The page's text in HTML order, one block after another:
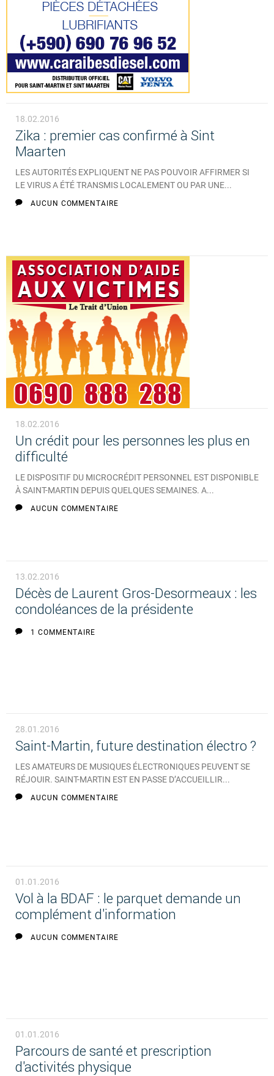
18.02.2016
Zika : premier cas confirmé à Sint
Maarten
LES AUTORITÉS EXPLIQUENT NE PAS POUVOIR AFFIRMER SI
LE VIRUS A ÉTÉ TRANSMIS LOCALEMENT OU PAR UNE...
AUCUN COMMENTAIRE
18.02.2016
Un crédit pour les personnes les plus en
difficulté
LE DISPOSITIF DU MICROCRÉDIT PERSONNEL EST DISPONIBLE
À SAINT-MARTIN DEPUIS QUELQUES SEMAINES. A...
AUCUN COMMENTAIRE
13.02.2016
Décès de Laurent Gros-Desormeaux : les
condoléances de la présidente
1 COMMENTAIRE
28.01.2016
Saint-Martin, future destination électro ?
LES AMATEURS DE MUSIQUES ÉLECTRONIQUES PEUVENT SE
RÉJOUIR. SAINT-MARTIN EST EN PASSE D’ACCUEILLIR...
AUCUN COMMENTAIRE
01.01.2016
Vol à la BDAF : le parquet demande un
complément d'information
AUCUN COMMENTAIRE
01.01.2016
Parcours de santé et prescription
d'activités physique